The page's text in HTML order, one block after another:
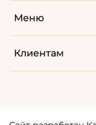
Меню
Клиентам